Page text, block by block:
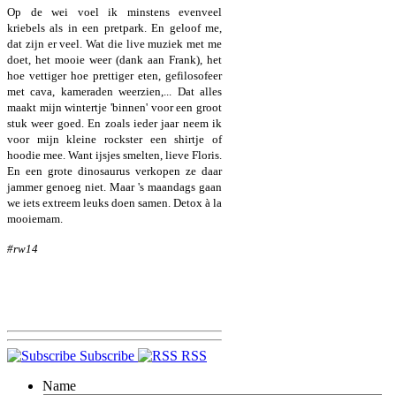
Op de wei voel ik minstens evenveel
kriebels als in een pretpark. En geloof me,
dat zijn er veel. Wat die live muziek met me
doet, het mooie weer (dank aan Frank), het
hoe vettiger hoe prettiger eten, gefilosofeer
met cava, kameraden weerzien,... Dat alles
maakt mijn wintertje 'binnen' voor een groot
stuk weer goed. En zoals ieder jaar neem ik
voor mijn kleine rockster een shirtje of
hoodie mee. Want ijsjes smelten, lieve Floris.
En een grote dinosaurus verkopen ze daar
jammer genoeg niet. Maar 's maandags gaan
we iets extreem leuks doen samen. Detox à la
mooiemam.
#rw14
Subscribe
RSS
Name